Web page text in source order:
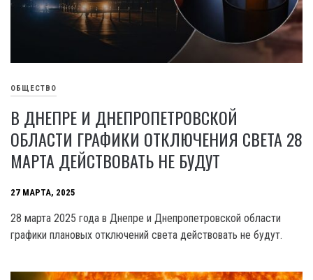
ОБЩЕСТВО
В ДНЕПРЕ И ДНЕПРОПЕТРОВСКОЙ
ОБЛАСТИ ГРАФИКИ ОТКЛЮЧЕНИЯ СВЕТА 28
МАРТА ДЕЙСТВОВАТЬ НЕ БУДУТ
27 МАРТА, 2025
28 марта 2025 года в Днепре и Днепропетровской области
графики плановых отключений света действовать не будут.